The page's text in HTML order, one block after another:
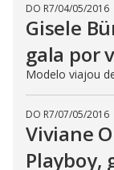
DO R7/04/05/2016
Gisele
gala por
Modelo viajou
DO R7/07/05/2016
Viviane
Playboy,